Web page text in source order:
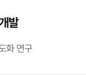
발
화 연구